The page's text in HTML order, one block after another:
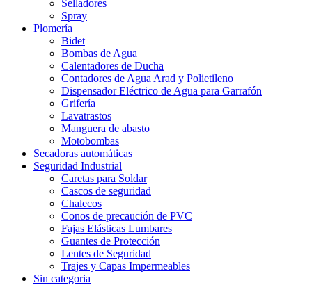
Selladores
Spray
Plomería
Bidet
Bombas de Agua
Calentadores de Ducha
Contadores de Agua Arad y Polietileno
Dispensador Eléctrico de Agua para Garrafón
Grifería
Lavatrastos
Manguera de abasto
Motobombas
Secadoras automáticas
Seguridad Industrial
Caretas para Soldar
Cascos de seguridad
Chalecos
Conos de precaución de PVC
Fajas Elásticas Lumbares
Guantes de Protección
Lentes de Seguridad
Trajes y Capas Impermeables
Sin categoria